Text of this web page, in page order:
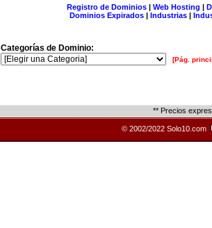
Registro de Dominios| Web Hosting |
Dominios Expirados | Industrias |
Categorías de Dominio:
[Pág.
** Precios
© 2002/2022 Solo10.com